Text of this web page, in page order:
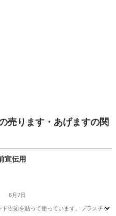
売ります・あげますの関
店前宣伝用
8月7日
告知を貼って使っています。プラスチッ